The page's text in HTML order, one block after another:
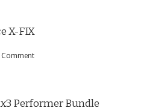
X-FIX
Comment
Performer Bundle